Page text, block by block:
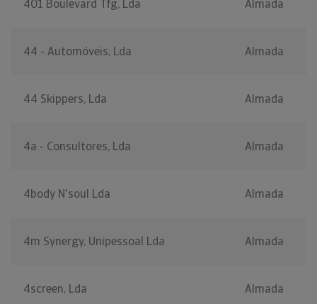
401 Boulevard Tfg, Lda Almada
44 - Automóveis, Lda Almada
44 Skippers, Lda Almada
4a - Consultores, Lda Almada
4body N'soul Lda Almada
4m Synergy, Unipessoal Lda Almada
4screen, Lda Almada